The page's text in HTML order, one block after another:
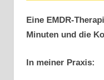
Eine EMDR-
Minuten und die
In meiner Praxis: